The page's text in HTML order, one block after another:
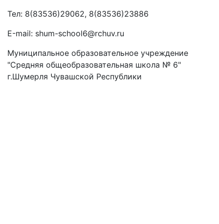
Тел: 8(83536)29062, 8(83536)23886
Е-mail: shum-school6@rchuv.ru
Муниципальное образовательное учреждение
"Средняя общеобразовательная школа № 6"
г.Шумерля Чувашской Республики